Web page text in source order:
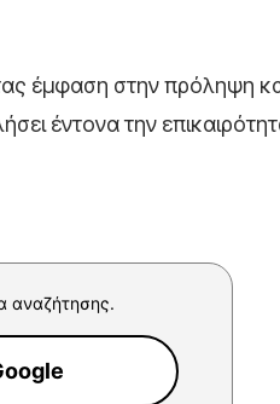
έμφαση στην πρόληψη
έντονα την
αναζήτησης.